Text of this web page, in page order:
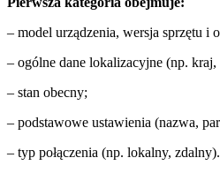
– model urządzenia, wersja sprzętu i
– ogólne dane lokalizacyjne (np.
– stan obecny;
– podstawowe ustawienia (nazwa,
– typ połączenia (np. lokalny, zdalny).